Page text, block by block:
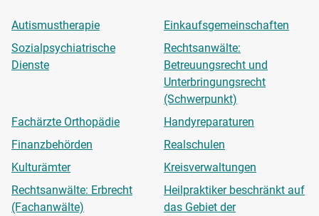
Autismustherapie
Einkaufsgemeinschaften
Sozialpsychiatrische
Dienste
Rechtsanwälte:
Betreuungsrecht und
Unterbringungsrecht
(Schwerpunkt)
Fachärzte Orthopädie
Handyreparaturen
Finanzbehörden
Realschulen
Kulturämter
Kreisverwaltungen
Rechtsanwälte: Erbrecht
(Fachanwälte)
Heilpraktiker beschränkt auf
das Gebiet der